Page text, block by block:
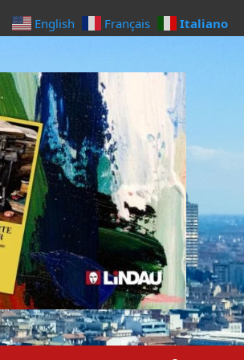
English Français Italiano